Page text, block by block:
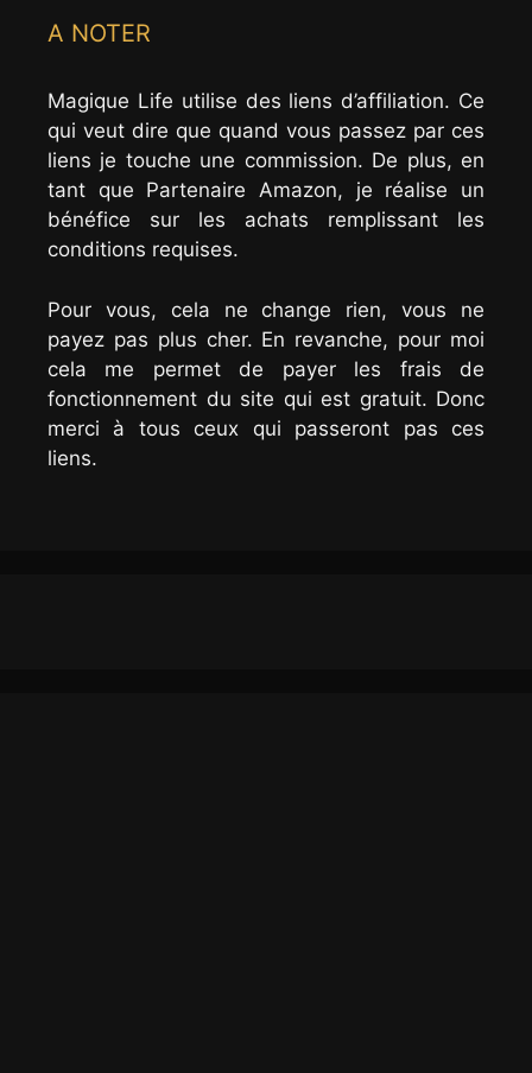
A NOTER
Magique Life utilise des liens d’affiliation. Ce
qui veut dire que quand vous passez par ces
liens je touche une commission. De plus, en
tant que Partenaire Amazon, je réalise un
bénéfice sur les achats remplissant les
conditions requises.
Pour vous, cela ne change rien, vous ne
payez pas plus cher. En revanche, pour moi
cela me permet de payer les frais de
fonctionnement du site qui est gratuit. Donc
merci à tous ceux qui passeront pas ces
liens.